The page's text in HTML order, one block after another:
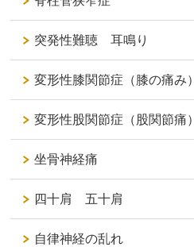
突発性難聴 耳鳴り
変形性膝関節症（膝の痛み）
変形性股関節症（股関節痛）
坐骨神経痛
四十肩 五十肩
自律神経の乱れ